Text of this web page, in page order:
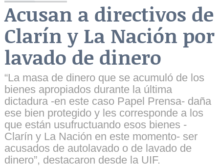
Acusan a directivos de
Clarín y La Nación por
lavado de dinero
“La masa de dinero que se acumuló de los
bienes apropiados durante la última
dictadura -en este caso Papel Prensa- daña
ese bien protegido y les corresponde a los
que están usufructuando esos bienes -
Clarín y La Nación en este momento- ser
acusados de autolavado o de lavado de
dinero”, destacaron desde la UIF.